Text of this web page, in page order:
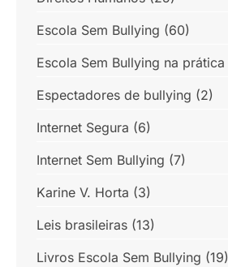
Escola Sem Bullying (60)
Escola Sem Bullying na prática
Espectadores de bullying (2)
Internet Segura (6)
Internet Sem Bullying (7)
Karine V. Horta (3)
Leis brasileiras (13)
Livros Escola Sem Bullying (19)